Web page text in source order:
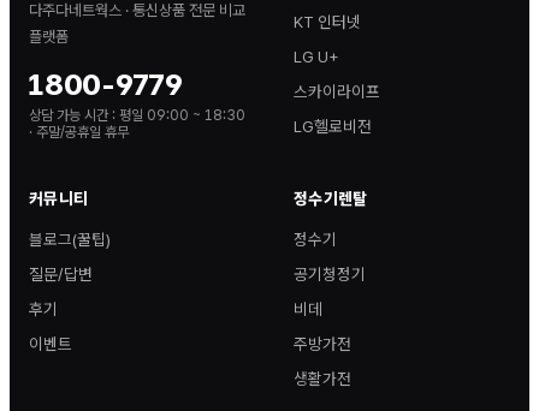
다주다네트웍스 · 통신상품 전문 비교
플랫폼
1800-9779
상담 가능 시간 : 평일 09:00 ~ 18:30
· 주말/공휴일 휴무
KT 인터넷
LG U+
스카이라이프
LG헬로비전
커뮤니티
블로그(꿀팁)
질문/답변
후기
이벤트
정수기렌탈
정수기
공기청정기
비데
주방가전
생활가전